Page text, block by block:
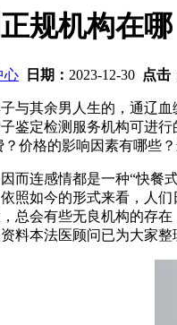
规机构在
心 日期： 2023-12-30 点击
子与其余男人生的，通辽
鉴定检测服务机构可进
？价格的影响因素有哪些
而连感情都是一种“快餐
照如今的形式来看，人
总会有些无良机构的存
料本法医顾问已为大家整